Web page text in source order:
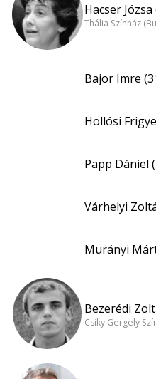
Hacser Józsa
Thália Színház
Bajor Imre
Hollósi
Papp Dániel
Várhelyi
Murányi
Bezerédi
Csiky Gergely